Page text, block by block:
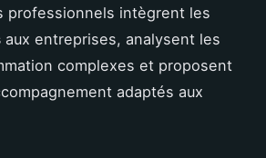
professionnels intègrent les
aux entreprises, analysent les
complexes et proposent
adaptés aux